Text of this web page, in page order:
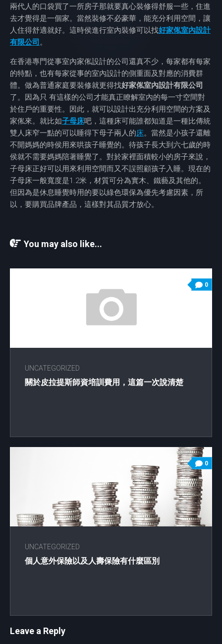
兩代人的口袋買了一所房子那就要真心裝修得舒服一些，住進
去才覺得是一個家。當然裝修不必豪華，能充分利用空間，讓
人住得舒適就好。這時侯進行室內裝修可以找好家俬室內設計
有限公司 。
在香港專門從事室內家俬設計的公司還真不少，每家都有每家
的特點，也有每家從事的室內設計的側重面及對應的消費群
體。做為普通家庭要裝修就更得找好家俬室內設計有限公司
了。因為只 有這樣的公司才能真正瞭解室內的每一寸空間對
於住戶的重要性。因此，就可以設計出充分利用空間的方案及
家俬來。就比如子母床吧，這種床可能誰都知道是一種比傳統
雙人床窄一點的可以睡得下母子兩人的床。當然是小孩子還離
不開媽媽的時侯用來哄孩子睡覺的。待孩子長大到六七歲的時
侯就不需要媽媽陪著睡覺了。對於家裡面積較小的房子來說，
子母床正好可以用來利用空間而又不誤照顧孩子入睡。現在的
子母床一般寬度是1.2米，材質可分為實木、鐵藝及其他的。
但因為是休息睡覺時用的要以綠色環保為優先考慮因素，所
以，要購買品牌產品，這樣對其品質才放心。
You may also like...
0
UNCATEGORIZED
關於皮拉提斯師資培訓費用，這篇一次說清楚
0
UNCATEGORIZED
個人意外保險以及人壽保險有什麼區別
Leave a Reply